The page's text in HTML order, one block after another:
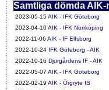
Samtliga dömda AIK-
2023-05-15AIK - IFK Göteborg
2023-04-10AIK - IFK Norrköping
2022-11-06 AIK - IF Elfsborg
2022-10-24 IFK Göteborg - AIK
2022-10-16 Djurgårdens IF - AIK
2022-05-07 AIK - IFK Göteborg
2022-02-19 AIK - Örgryte IS